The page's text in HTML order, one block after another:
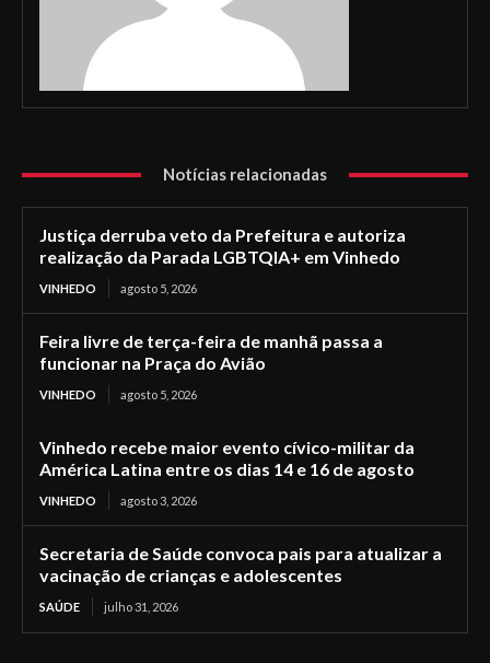
Notícias relacionadas
Justiça derruba veto da Prefeitura e autoriza
realização da Parada LGBTQIA+ em Vinhedo
VINHEDO agosto 5, 2026
Feira livre de terça-feira de manhã passa a
funcionar na Praça do Avião
VINHEDO agosto 5, 2026
Vinhedo recebe maior evento cívico-militar da
América Latina entre os dias 14 e 16 de agosto
VINHEDO agosto 3, 2026
Secretaria de Saúde convoca pais para atualizar a
vacinação de crianças e adolescentes
SAÚDE julho 31, 2026